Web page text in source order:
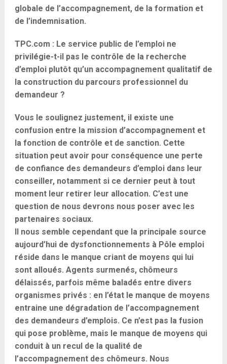
globale de l’accompagnement, de la formation et
de l’indemnisation.
TPC.com : Le service public de l’emploi ne
privilégie-t-il pas le contrôle de la recherche
d’emploi plutôt qu’un accompagnement qualitatif de
la construction du parcours professionnel du
demandeur ?
Vous le soulignez justement, il existe une
confusion entre la mission d’accompagnement et
la fonction de contrôle et de sanction. Cette
situation peut avoir pour conséquence une perte
de confiance des demandeurs d’emploi dans leur
conseiller, notamment si ce dernier peut à tout
moment leur retirer leur allocation. C’est une
question de nous devrons nous poser avec les
partenaires sociaux.
Il nous semble cependant que la principale source
aujourd’hui de dysfonctionnements à Pôle emploi
réside dans le manque criant de moyens qui lui
sont alloués. Agents surmenés, chômeurs
délaissés, parfois même baladés entre divers
organismes privés : en l’état le manque de moyens
entraine une dégradation de l’accompagnement
des demandeurs d’emplois. Ce n’est pas la fusion
qui pose problème, mais le manque de moyens qui
conduit à un recul de la qualité de
l’accompagnement des chômeurs. Nous